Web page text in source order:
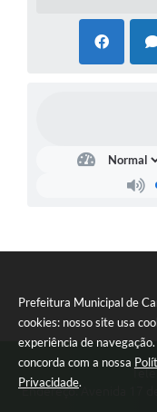
Prefeitura Municipal de
cookies: nosso site usa
experiência de
concorda com a nossa
Privacidade.
Endereço: Avenida 17